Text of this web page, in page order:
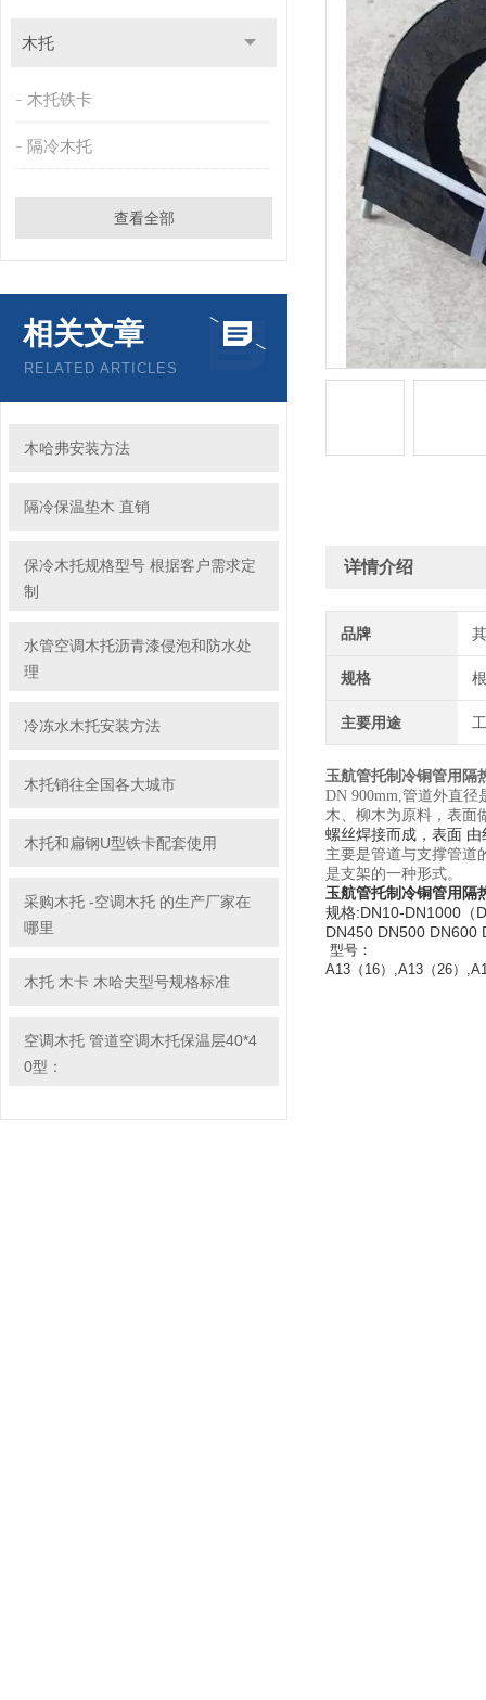
木托
木托铁卡
隔冷木托
查看全部
相关文章
RELATED ARTICLES
木哈弗安装方法
隔冷保温垫木 直销
保冷木托规格型号 根据客户需求定
制
水管空调木托沥青漆侵泡和防水处
理
冷冻水木托安装方法
木托销往全国各大城市
木托和扁钢U型铁卡配套使用
采购木托 -空调木托 的生产厂家在
哪里
木托 木卡 木哈夫型号规格标准
空调木托 管道空调木托保温层40*4
0型：
详情介绍
品牌
规格
主要用途
玉航管托制冷铜管用隔
DN 900mm,管道外直径
木、柳木为原料，表面
螺丝焊接而成，表面
主要是管道与支撑管道
是支架的一种形式。
玉航管托制冷铜管用隔
规格:DN10-DN1000（
DN450 DN500 DN600
型号：
A13（16）,A13（26）